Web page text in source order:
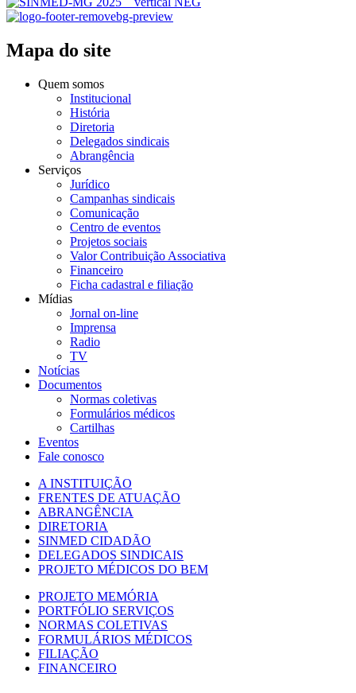
Mapa do site
Quem somos
Institucional
História
Diretoria
Delegados sindicais
Abrangência
Serviços
Jurídico
Campanhas sindicais
Comunicação
Centro de eventos
Projetos sociais
Valor Contribuição Associativa
Financeiro
Ficha cadastral e filiação
Mídias
Jornal on-line
Imprensa
Radio
TV
Notícias
Documentos
Normas coletivas
Formulários médicos
Cartilhas
Eventos
Fale conosco
A INSTITUIÇÃO
FRENTES DE ATUAÇÃO
ABRANGÊNCIA
DIRETORIA
SINMED CIDADÃO
DELEGADOS SINDICAIS
PROJETO MÉDICOS DO BEM
PROJETO MEMÓRIA
PORTFÓLIO SERVIÇOS
NORMAS COLETIVAS
FORMULÁRIOS MÉDICOS
FILIAÇÃO
FINANCEIRO